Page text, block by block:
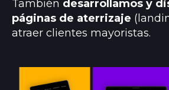
También desarrollamos y
páginas de aterrizaje
atraer clientes mayoristas.